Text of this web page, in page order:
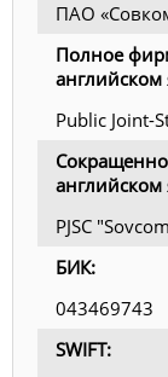
ПАО
Полное
английском
Public Joint-
английском
PJSC
БИК:
043469743
SWIFT: